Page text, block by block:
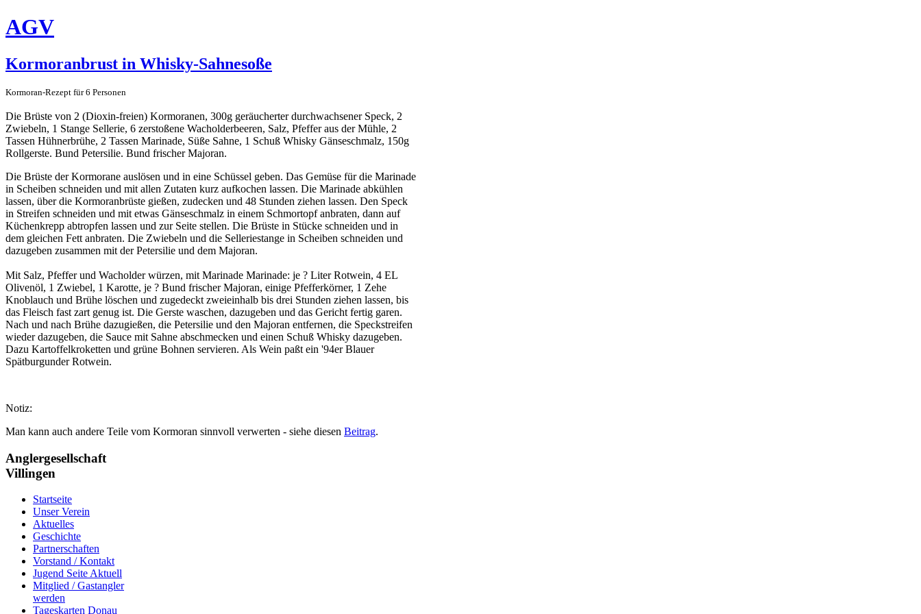
AGV
Kormoranbrust in Whisky-Sahnesoße
Kormoran-Rezept für 6 Personen
Die Brüste von 2 (Dioxin-freien) Kormoranen, 300g geräucherter durchwachsener Speck, 2
Zwiebeln, 1 Stange Sellerie, 6 zerstoßene Wacholderbeeren, Salz, Pfeffer aus der Mühle, 2
Tassen Hühnerbrühe, 2 Tassen Marinade, Süße Sahne, 1 Schuß Whisky Gänseschmalz, 150g
Rollgerste. Bund Petersilie. Bund frischer Majoran.
Die Brüste der Kormorane auslösen und in eine Schüssel geben. Das Gemüse für die Marinade
in Scheiben schneiden und mit allen Zutaten kurz aufkochen lassen. Die Marinade abkühlen
lassen, über die Kormoranbrüste gießen, zudecken und 48 Stunden ziehen lassen. Den Speck
in Streifen schneiden und mit etwas Gänseschmalz in einem Schmortopf anbraten, dann auf
Küchenkrepp abtropfen lassen und zur Seite stellen. Die Brüste in Stücke schneiden und in
dem gleichen Fett anbraten. Die Zwiebeln und die Selleriestange in Scheiben schneiden und
dazugeben zusammen mit der Petersilie und dem Majoran.
Mit Salz, Pfeffer und Wacholder würzen, mit Marinade Marinade: je ? Liter Rotwein, 4 EL
Olivenöl, 1 Zwiebel, 1 Karotte, je ? Bund frischer Majoran, einige Pfefferkörner, 1 Zehe
Knoblauch und Brühe löschen und zugedeckt zweieinhalb bis drei Stunden ziehen lassen, bis
das Fleisch fast zart genug ist. Die Gerste waschen, dazugeben und das Gericht fertig garen.
Nach und nach Brühe dazugießen, die Petersilie und den Majoran entfernen, die Speckstreifen
wieder dazugeben, die Sauce mit Sahne abschmecken und einen Schuß Whisky dazugeben.
Dazu Kartoffelkroketten und grüne Bohnen servieren. Als Wein paßt ein '94er Blauer
Spätburgunder Rotwein.
Notiz:
Man kann auch andere Teile vom Kormoran sinnvoll verwerten - siehe diesen Beitrag.
Anglergesellschaft
Villingen
Startseite
Unser Verein
Aktuelles
Geschichte
Partnerschaften
Vorstand / Kontakt
Jugend Seite Aktuell
Mitglied / Gastangler
werden
Tageskarten Donau